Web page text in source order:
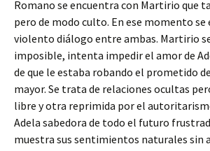
Romano se encuentra con Martirio que
pero de modo culto. En ese momento se
violento diálogo entre ambas. Martirio
imposible, intenta impedir el amor de
de que le estaba robando el prometido
mayor. Se trata de relaciones ocultas
libre y otra reprimida por el
Adela sabedora de todo el futuro
muestra sus sentimientos naturales sin